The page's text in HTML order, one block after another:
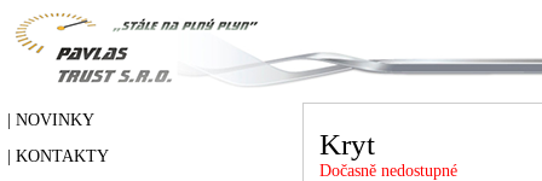
| NOVINKY
| KONTAKTY
Kryt
Dočasně nedostupné